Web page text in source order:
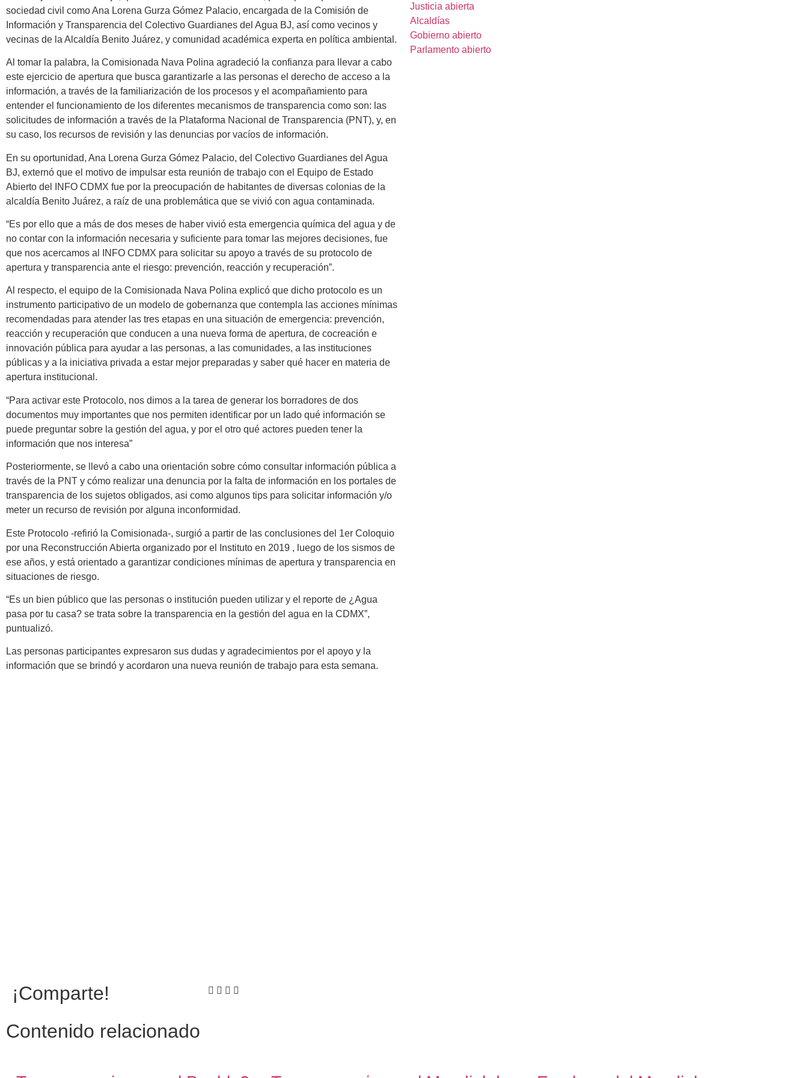
sociedad civil como Ana Lorena Gurza Gómez Palacio, encargada de la Comisión de
Información y Transparencia del Colectivo Guardianes del Agua BJ, así como vecinos y
vecinas de la Alcaldía Benito Juárez, y comunidad académica experta en política ambiental.
Al tomar la palabra, la Comisionada Nava Polina agradeció la confianza para llevar a cabo
este ejercicio de apertura que busca garantizarle a las personas el derecho de acceso a la
información, a través de la familiarización de los procesos y el acompañamiento para
entender el funcionamiento de los diferentes mecanismos de transparencia como son: las
solicitudes de información a través de la Plataforma Nacional de Transparencia (PNT), y, en
su caso, los recursos de revisión y las denuncias por vacíos de información.
En su oportunidad, Ana Lorena Gurza Gómez Palacio, del Colectivo Guardianes del Agua
BJ, externó que el motivo de impulsar esta reunión de trabajo con el Equipo de Estado
Abierto del INFO CDMX fue por la preocupación de habitantes de diversas colonias de la
alcaldía Benito Juárez, a raíz de una problemática que se vivió con agua contaminada.
“Es por ello que a más de dos meses de haber vivió esta emergencia química del agua y de
no contar con la información necesaria y suficiente para tomar las mejores decisiones, fue
que nos acercamos al INFO CDMX para solicitar su apoyo a través de su protocolo de
apertura y transparencia ante el riesgo: prevención, reacción y recuperación”.
Al respecto, el equipo de la Comisionada Nava Polina explicó que dicho protocolo es un
instrumento participativo de un modelo de gobernanza que contempla las acciones mínimas
recomendadas para atender las tres etapas en una situación de emergencia: prevención,
reacción y recuperación que conducen a una nueva forma de apertura, de cocreación e
innovación pública para ayudar a las personas, a las comunidades, a las instituciones
públicas y a la iniciativa privada a estar mejor preparadas y saber qué hacer en materia de
apertura institucional.
“Para activar este Protocolo, nos dimos a la tarea de generar los borradores de dos
documentos muy importantes que nos permiten identificar por un lado qué información se
puede preguntar sobre la gestión del agua, y por el otro qué actores pueden tener la
información que nos interesa”
Posteriormente, se llevó a cabo una orientación sobre cómo consultar información pública a
través de la PNT y cómo realizar una denuncia por la falta de información en los portales de
transparencia de los sujetos obligados, asi como algunos tips para solicitar información y/o
meter un recurso de revisión por alguna inconformidad.
Este Protocolo -refirió la Comisionada-, surgió a partir de las conclusiones del 1er Coloquio
por una Reconstrucción Abierta organizado por el Instituto en 2019 , luego de los sismos de
ese años, y está orientado a garantizar condiciones mínimas de apertura y transparencia en
situaciones de riesgo.
“Es un bien público que las personas o institución pueden utilizar y el reporte de ¿Agua
pasa por tu casa? se trata sobre la transparencia en la gestión del agua en la CDMX”,
puntualizó.
Las personas participantes expresaron sus dudas y agradecimientos por el apoyo y la
información que se brindó y acordaron una nueva reunión de trabajo para esta semana.
¡Comparte!
Justicia abierta
Alcaldías
Gobierno abierto
Parlamento abierto
Contenido relacionado